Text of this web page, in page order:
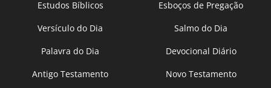
Estudos Bíblicos
Esboços de Pregação
Versículo do Dia
Salmo do Dia
Palavra do Dia
Devocional Diário
Antigo Testamento
Novo Testamento